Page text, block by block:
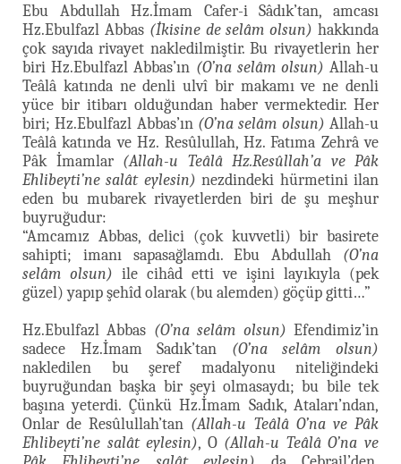
Ebu Abdullah Hz.İmam Cafer-i Sâdık’tan, amcası
Hz.Ebulfazl Abbas (İkisine de selâm olsun) hakkında
çok sayıda rivayet nakledilmiştir. Bu rivayetlerin her
biri Hz.Ebulfazl Abbas’ın (O’na selâm olsun) Allah-u
Teâlâ katında ne denli ulvî bir makamı ve ne denli
yüce bir itibarı olduğundan haber vermektedir. Her
biri; Hz.Ebulfazl Abbas’ın (O’na selâm olsun) Allah-u
Teâlâ katında ve Hz. Resûlullah, Hz. Fatıma Zehrâ ve
Pâk İmamlar (Allah-u Teâlâ Hz.Resûllah’a ve Pâk
Ehlibeyti’ne salât eylesin) nezdindeki hürmetini ilan
eden bu mubarek rivayetlerden biri de şu meşhur
buyruğudur:
“Amcamız Abbas, delici (çok kuvvetli) bir basirete
sahipti; imanı sapasağlamdı. Ebu Abdullah (O’na
selâm olsun) ile cihâd etti ve işini layıkıyla (pek
güzel) yapıp şehîd olarak (bu alemden) göçüp gitti…”
Hz.Ebulfazl Abbas (O’na selâm olsun) Efendimiz’in
sadece Hz.İmam Sadık’tan (O’na selâm olsun)
nakledilen bu şeref madalyonu niteliğindeki
buyruğundan başka bir şeyi olmasaydı; bu bile tek
başına yeterdi. Çünkü Hz.İmam Sadık, Ataları’ndan,
Onlar de Resûlullah’tan (Allah-u Teâlâ O’na ve Pâk
Ehlibeyti’ne salât eylesin), O (Allah-u Teâlâ O’na ve